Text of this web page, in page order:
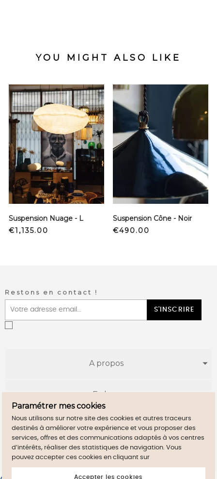
YOU MIGHT ALSO LIKE
Suspension Nuage - L
Price
€1,135.00
Suspension Cône - Noir
Price
€490.00
Restons en contact !
S'INSCRIRE
A propos
E-shop
Infos utiles
Paramétrer mes cookies
Nous utilisons sur notre site des cookies et autres traceurs
destinés à améliorer votre expérience et vous proposer des
services, offres et des communications adaptés à vos centres
d’intérêts, réaliser des statistiques de navigation. Vous
pouvez accepter ces cookies en cliquant sur
Accepter les cookies